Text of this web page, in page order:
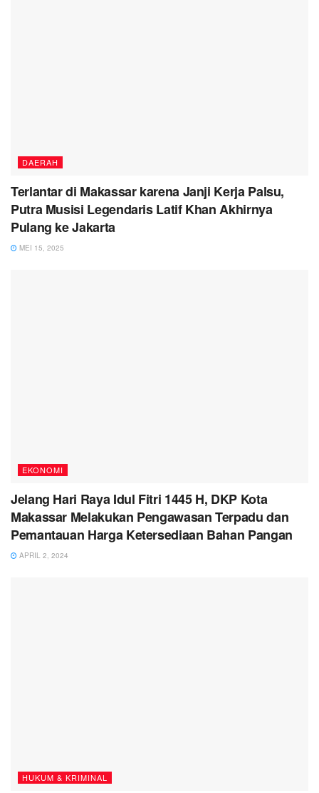
DAERAH
Terlantar di Makassar karena Janji Kerja Palsu,
Putra Musisi Legendaris Latif Khan Akhirnya
Pulang ke Jakarta
MEI 15, 2025
EKONOMI
Jelang Hari Raya Idul Fitri 1445 H, DKP Kota
Makassar Melakukan Pengawasan Terpadu dan
Pemantauan Harga Ketersediaan Bahan Pangan
APRIL 2, 2024
HUKUM & KRIMINAL